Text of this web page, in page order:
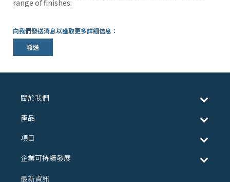
range of finishes.
向我們發送消息以獲取更多詳細信息：
發送
關於我們
產品
項目
企業可持續發展
最新資訊